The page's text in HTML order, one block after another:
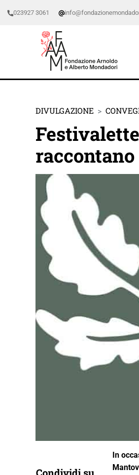
023927 3061
DIVULGAZIONE
raccontano
Condividi su
In